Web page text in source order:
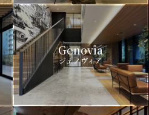
Genovia
ジェノヴィア